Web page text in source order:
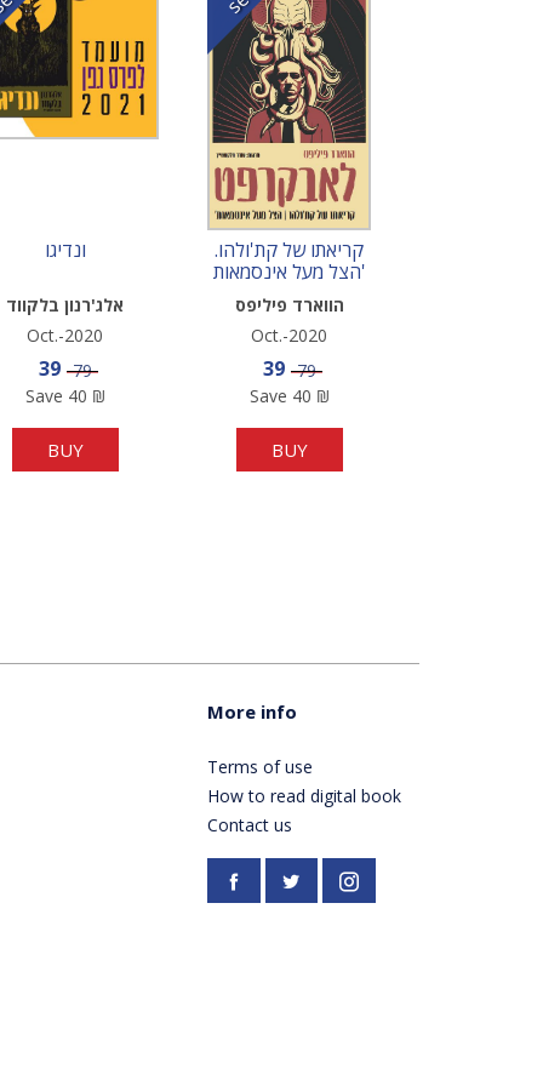
ונדיגו
אלג'רנון בלקווד
Oct.-2020
Sale price
39 Price
79
Save 40 ₪
BUY
קריאתו של קת'ולהו.
הצל מעל אינסמאות'
הווארד פיליפס
לאבקרפט
Oct.-2020
Sale price
39 Price
79
Save 40 ₪
BUY
More info
Terms of use
How to read digital book
Contact us
Facebookhttps://twitter.com/
Instagram